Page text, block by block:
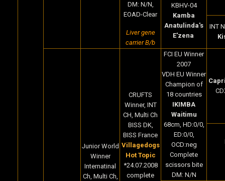
DM: N/N,
EOAD-Clear
Liver gene
carrier B/b
KBHV-04
Kamba
Anatulinda's
E'zena
INT
Junior World
Winner
Internatinal
Ch, Multi Ch,
CRUFTS
Winner, INT
CH, Multi Ch
BISS DK,
BISS France
Villagedogs
Hot Topic
*24.07.2008
complete
FCI EU Winner
2007
VDH EU Winner
Champion of
18 countries
IKIMBA
Waitimu
68cm, HD:0/0,
ED:0/0,
OCD:neg
Complete
scissors bite
DM: N/N